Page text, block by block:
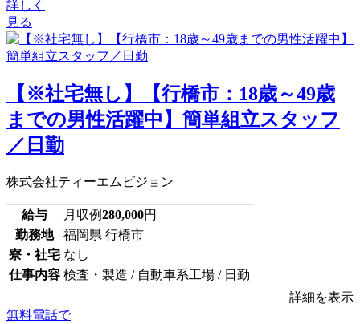
詳しく
見る
【※社宅無し】【行橋市：18歳～49歳
までの男性活躍中】簡単組立スタッフ
／日勤
株式会社ティーエムビジョン
給与 月収例280,000円
勤務地
福岡県 行橋市
寮・社宅 なし
仕事内容 検査・製造 / 自動車系工場 / 日勤
詳細を表示
無料電話で